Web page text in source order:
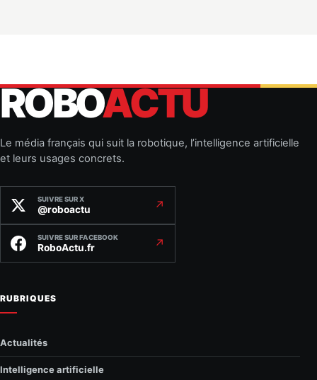
ROBOACTU
Le média français qui suit la robotique, l’intelligence artificielle
et leurs usages concrets.
SUIVRE SUR X
@roboactu ↗
SUIVRE SUR FACEBOOK
RoboActu.fr ↗
RUBRIQUES
Actualités
Intelligence artificielle